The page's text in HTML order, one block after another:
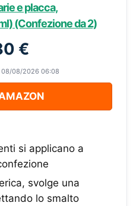
e placca,
(Confezione da 2)
€
08/08/2026 06:08
si applicano a
svolge una
lo smalto